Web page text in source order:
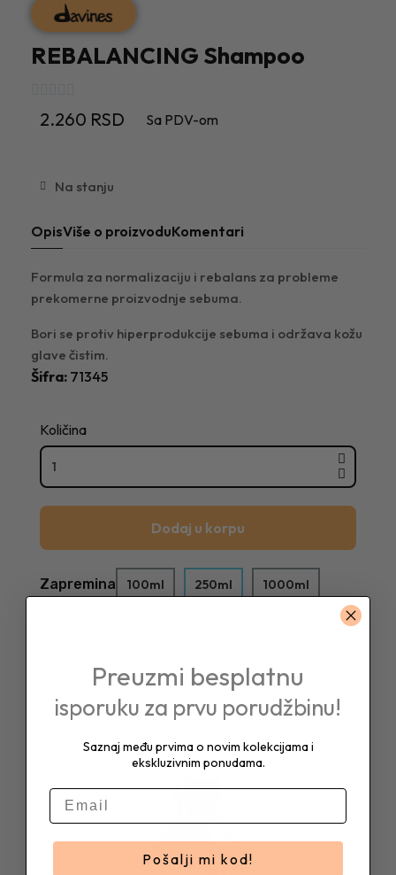
REBALANCING Shampoo
2.260 RSD Sa PDV-om
Na stanju
OpisViše o proizvoduKomentari
Formula za normalizaciju i rebalans za probleme
prekomerne proizvodnje sebuma.
Bori se protiv hiperprodukcije sebuma i održava kožu
glave čistim.
Šifra 71345
Količina
Dodaj u korpu
Zapremina 100ml 250ml 1000ml
Preuzmi besplatnu
isporuku za prvu porudžbinu!
Saznaj među prvima o novim kolekcijama i
ekskluzivnim ponudama.
E-mail
Pošalji mi kod!